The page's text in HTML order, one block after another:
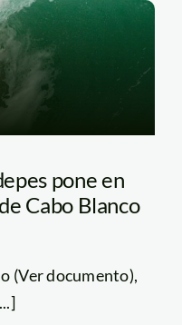
pone en
Cabo Blanco
(Ver documento),